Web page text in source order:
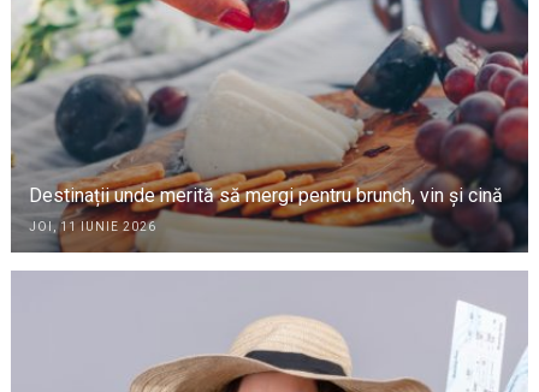
Destinații unde merită să mergi pentru brunch, vin și cină
JOI, 11 IUNIE 2026